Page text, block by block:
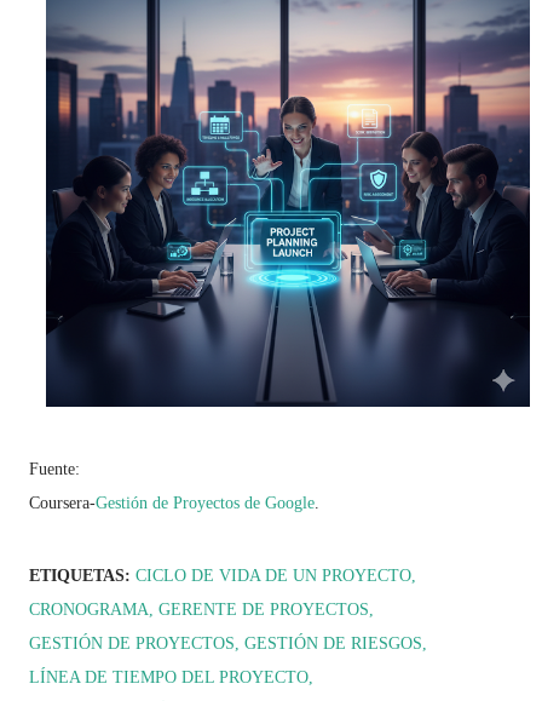
Fuente:
Coursera-Gestión de Proyectos de Google.
ETIQUETAS: CICLO DE VIDA DE UN PROYECTO
CRONOGRAMA GERENTE DE PROYECTOS
GESTIÓN DE PROYECTOS GESTIÓN DE RIESGOS
LÍNEA DE TIEMPO DEL PROYECTO